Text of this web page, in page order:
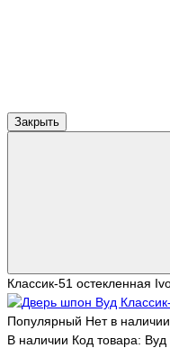
Закрыть
Классик-51 остекленная
Популярный Нет в наличии
В наличии Код товара: